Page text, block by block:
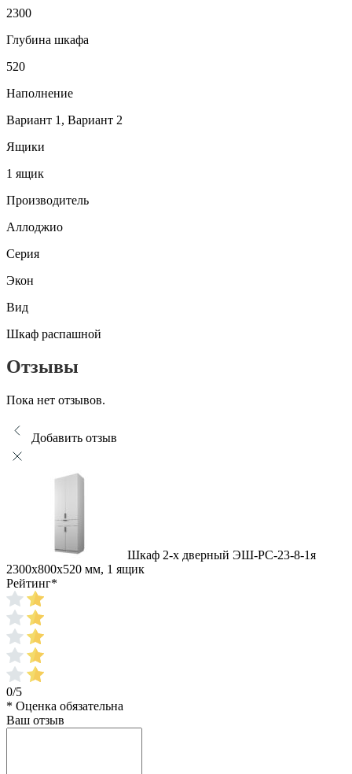
2300
Глубина шкафа
520
Наполнение
Вариант 1, Вариант 2
Ящики
1 ящик
Производитель
Аллоджио
Серия
Экон
Вид
Шкаф распашной
Отзывы
Пока нет отзывов.
Добавить отзыв
Шкаф 2-х дверный ЭШ-РС-23-8-1я
2300x800x520 мм, 1 ящик
Рейтинг*
0/5
* Оценка обязательна
Ваш отзыв